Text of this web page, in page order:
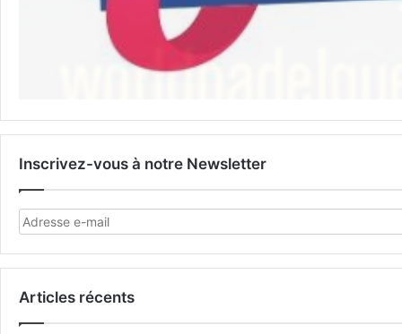
Inscrivez-vous à notre Newsletter
Articles récents